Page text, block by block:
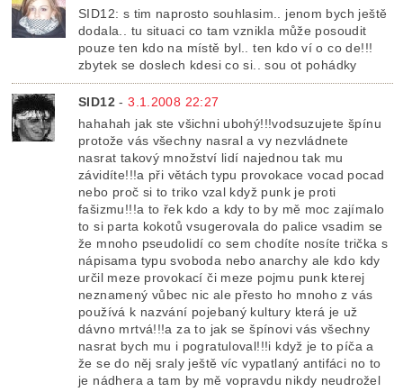
SID12: s tim naprosto souhlasim.. jenom bych ještě
dodala.. tu situaci co tam vznikla může posoudit
pouze ten kdo na místě byl.. ten kdo ví o co de!!!
zbytek se doslech kdesi co si.. sou ot pohádky
SID12 -3.1.2008 22:27
hahahah jak ste všichni ubohý!!!vodsuzujete špínu
protože vás všechny nasral a vy nezvládnete
nasrat takový množství lidí najednou tak mu
závidíte!!!a při větách typu provokace vocad pocad
nebo proč si to triko vzal když punk je proti
fašizmu!!!a to řek kdo a kdy to by mě moc zajímalo
to si parta kokotů vsugerovala do palice vsadim se
že mnoho pseudolidí co sem chodíte nosíte trička s
nápisama typu svoboda nebo anarchy ale kdo kdy
určil meze provokací či meze pojmu punk kterej
neznamený vůbec nic ale přesto ho mnoho z vás
používá k nazvání pojebaný kultury která je už
dávno mrtvá!!!a za to jak se špínovi vás všechny
nasrat bych mu i pogratuloval!!!i když je to píča a
že se do něj sraly ještě víc vypatlaný antifáci no to
je nádhera a tam by mě vopravdu nikdy neudrožel